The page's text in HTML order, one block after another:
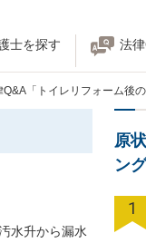
士を探す 法
Q&A「トイレリフォーム後の
水升から漏水
原
ング
1